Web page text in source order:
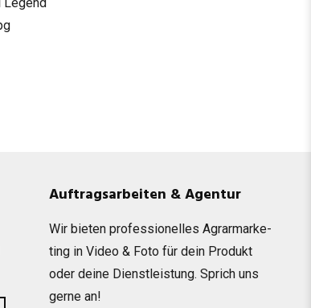
Auftragsarbeiten & Agentur
Wir bie­ten pro­fes­sio­nel­les Agrar­mar­ke­
ting in Video & Foto für dein Pro­dukt
oder deine Dienst­leis­tung. Sprich uns
gerne an!